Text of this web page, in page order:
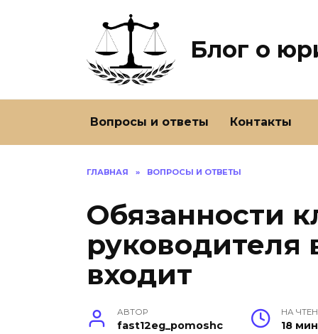
Блог о
Вопросы и ответы Контакты
ГЛАВНАЯ » ВОПРОСЫ И ОТВЕТЫ
Обязанности
руководителя
входит
АВТОР
fast12eg_pomoshc
НА
18 мин